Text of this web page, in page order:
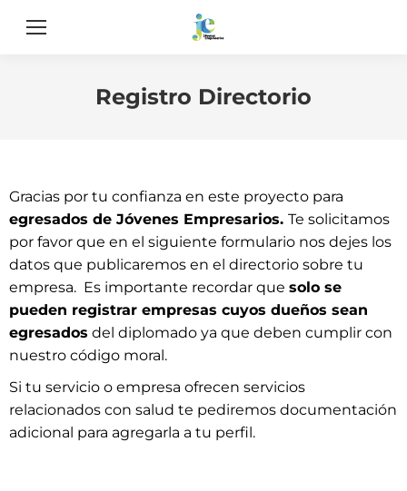
Registro Directorio
Gracias por tu confianza en este proyecto para
egresados de Jóvenes Empresarios. Te solicitamos
por favor que en el siguiente formulario nos dejes los
datos que publicaremos en el directorio sobre tu
empresa. Es importante recordar que solo se
pueden registrar empresas cuyos dueños sean
egresados del diplomado ya que deben cumplir con
nuestro código moral.
Si tu servicio o empresa ofrecen servicios
relacionados con salud te pediremos documentación
adicional para agregarla a tu perfil.